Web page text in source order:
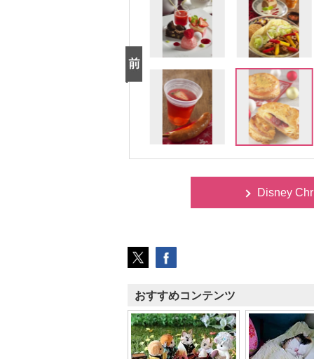
Disney
おすすめコンテンツ